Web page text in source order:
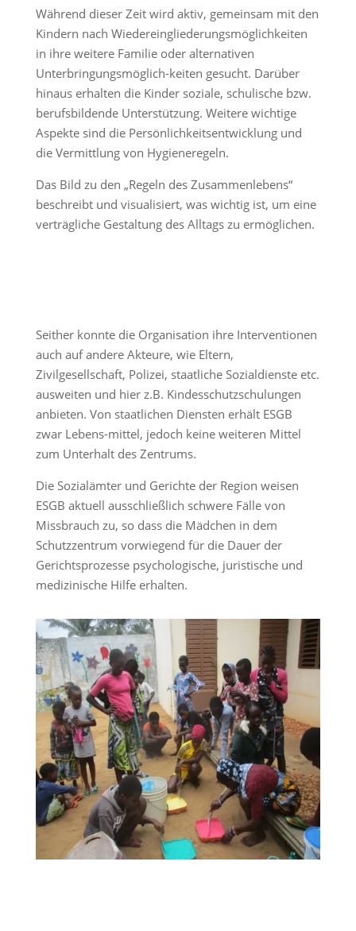
Während dieser Zeit wird aktiv, gemeinsam mit den
Kindern nach Wiedereingliederungsmöglichkeiten
in ihre weitere Familie oder alternativen
Unterbringungsmöglich-keiten gesucht. Darüber
hinaus erhalten die Kinder soziale, schulische bzw.
berufsbildende Unterstützung. Weitere wichtige
Aspekte sind die Persönlichkeitsentwicklung und
die Vermittlung von Hygieneregeln.
Das Bild zu den „Regeln des Zusammenlebens“
beschreibt und visualisiert, was wichtig ist, um eine
verträgliche Gestaltung des Alltags zu ermöglichen.
Seither konnte die Organisation ihre Interventionen
auch auf andere Akteure, wie Eltern,
Zivilgesellschaft, Polizei, staatliche Sozialdienste etc.
ausweiten und hier z.B. Kindesschutzschulungen
anbieten. Von staatlichen Diensten erhält ESGB
zwar Lebens-mittel, jedoch keine weiteren Mittel
zum Unterhalt des Zentrums.
Die Sozialämter und Gerichte der Region weisen
ESGB aktuell ausschließlich schwere Fälle von
Missbrauch zu, so dass die Mädchen in dem
Schutzzentrum vorwiegend für die Dauer der
Gerichtsprozesse psychologische, juristische und
medizinische Hilfe erhalten.